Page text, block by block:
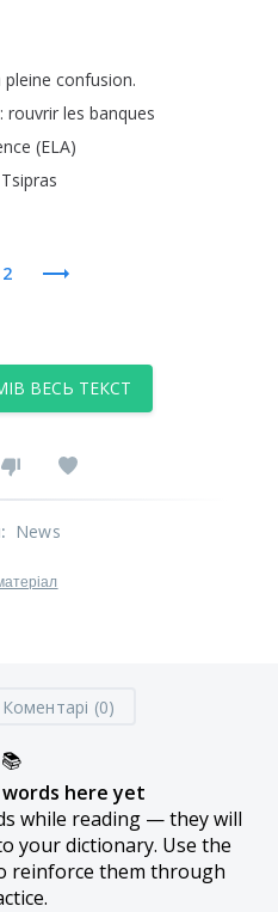
pleine confusion.
: rouvrir les banques
(ELA)
Tsipras
2
ВЕСЬ ТЕКСТ
: News
Коментарі (0)
📚
here yet
while reading — they will
your dictionary. Use the
reinforce them through